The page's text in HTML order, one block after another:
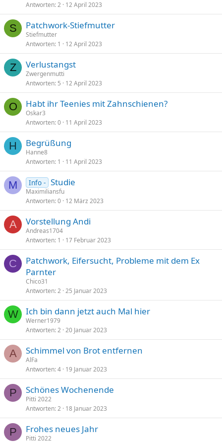
Antworten 2 12 April 2023
S Patchwork-Stiefmutter
Stiefmutter
Antworten 1 12 April 2023
Z Verlustangst
Zwergenmutti
Antworten 5 12 April 2023
O Habt ihr Teenies mit Zahnschienen?
Oskar3
Antworten 0 11 April 2023
H Begrüßung
Hanne8
Antworten 1 11 April 2023
M Info - Studie
Maximiliansfu
Antworten 0 12 März 2023
A Vorstellung Andi
Andreas1704
Antworten 1 17 Februar 2023
C
Patchwork, Eifersucht, Probleme mit dem Ex
Parnter
Chico31
Antworten 2 25 Januar 2023
W Ich bin dann jetzt auch Mal hier
Werner1979
Antworten 2 20 Januar 2023
A Schimmel von Brot entfernen
AlFa
Antworten 4 19 Januar 2023
P Schönes Wochenende
Pitti 2022
Antworten 2 18 Januar 2023
P Frohes neues Jahr
Pitti 2022